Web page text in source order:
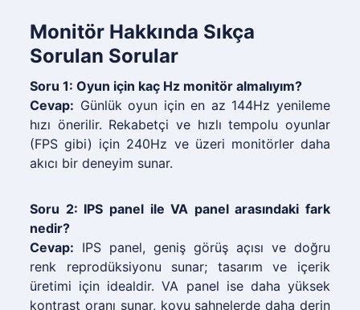
Monitör Hakkında Sıkça
Sorulan Sorular
Soru 1: Oyun için kaç Hz monitör almalıyım?
Cevap: Günlük oyun için en az 144Hz yenileme
hızı önerilir. Rekabetçi ve hızlı tempolu oyunlar
(FPS gibi) için 240Hz ve üzeri monitörler daha
akıcı bir deneyim sunar.
Soru 2: IPS panel ile VA panel arasındaki fark
nedir?
Cevap: IPS panel, geniş görüş açısı ve doğru
renk reprodüksiyonu sunar; tasarım ve içerik
üretimi için idealdir. VA panel ise daha yüksek
kontrast oranı sunar, koyu sahnelerde daha derin